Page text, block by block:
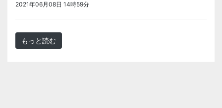
2021年06月08日 14時59分
もっと読む